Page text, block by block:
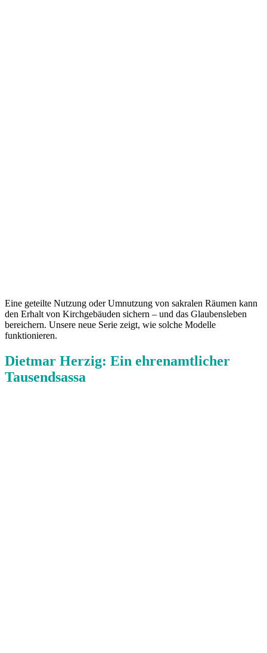
Eine geteilte Nutzung oder Umnutzung von sakralen Räumen kann
den Erhalt von Kirchgebäuden sichern – und das Glaubensleben
bereichern. Unsere neue Serie zeigt, wie solche Modelle
funktionieren.
Dietmar Herzig: Ein ehrenamtlicher
Tausendsassa